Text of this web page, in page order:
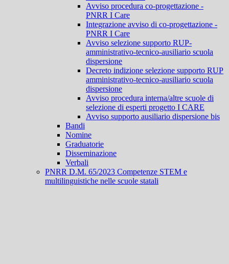
Avviso procedura co-progettazione -
PNRR I Care
Integrazione avviso di co-progettazione -
PNRR I Care
Avviso selezione supporto RUP-
amministrativo-tecnico-ausiliario scuola
dispersione
Decreto indizione selezione supporto RUP
amministrativo-tecnico-ausiliario scuola
dispersione
Avviso procedura interna/altre scuole di
selezione di esperti progetto I CARE
Avviso supporto ausiliario dispersione bis
Bandi
Nomine
Graduatorie
Disseminazione
Verbali
PNRR D.M. 65/2023 Competenze STEM e
multilinguistiche nelle scuole statali